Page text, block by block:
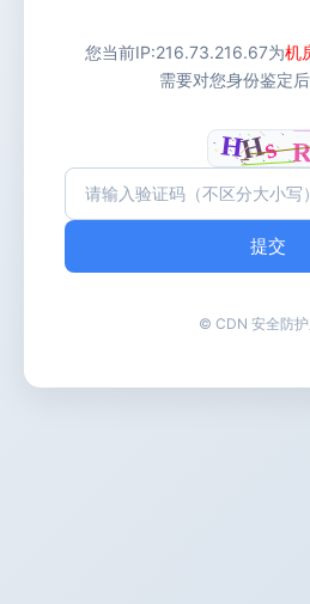
您当前IP:216.73.216.67为机
需要对您身份鉴定
提交
© CDN 安全防